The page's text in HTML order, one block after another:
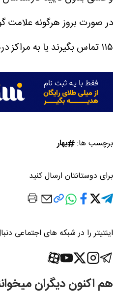
در صورت بروز هرگونه علامت
۱۱۵ تماس بگیرند یا به مراکز درمانی مراجعه کنند.
برچسب ها: بهار
برای دوستانتان ارسال کنید
اینتیتر را در شبکه های اجتماعی
هم اکنون دیگران